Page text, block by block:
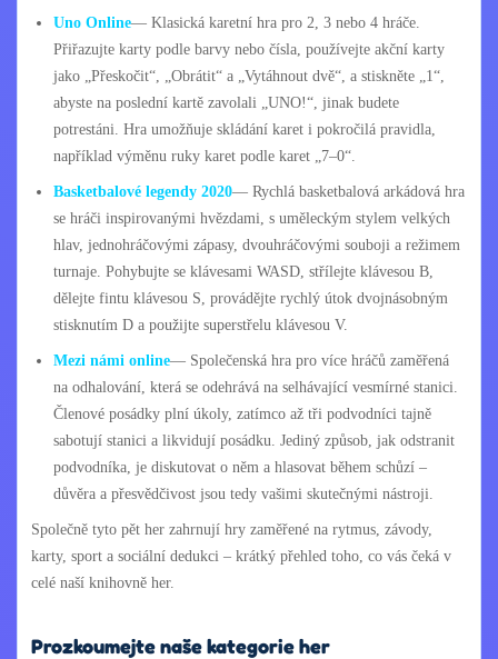
Uno Online— Klasická karetní hra pro 2, 3 nebo 4 hráče.
Přiřazujte karty podle barvy nebo čísla, používejte akční karty
jako „Přeskočit“, „Obrátit“ a „Vytáhnout dvě“, a stiskněte „1“,
abyste na poslední kartě zavolali „UNO!“, jinak budete
potrestáni. Hra umožňuje skládání karet i pokročilá pravidla,
například výměnu ruky karet podle karet „7–0“.
Basketbalové legendy 2020— Rychlá basketbalová arkádová hra
se hráči inspirovanými hvězdami, s uměleckým stylem velkých
hlav, jednohráčovými zápasy, dvouhráčovými souboji a režimem
turnaje. Pohybujte se klávesami WASD, střílejte klávesou B,
dělejte fintu klávesou S, provádějte rychlý útok dvojnásobným
stisknutím D a použijte superstřelu klávesou V.
Mezi námi online— Společenská hra pro více hráčů zaměřená
na odhalování, která se odehrává na selhávající vesmírné stanici.
Členové posádky plní úkoly, zatímco až tři podvodníci tajně
sabotují stanici a likvidují posádku. Jediný způsob, jak odstranit
podvodníka, je diskutovat o něm a hlasovat během schůzí –
důvěra a přesvědčivost jsou tedy vašimi skutečnými nástroji.
Společně tyto pět her zahrnují hry zaměřené na rytmus, závody,
karty, sport a sociální dedukci – krátký přehled toho, co vás čeká v
celé naší knihovně her.
Prozkoumejte naše kategorie her